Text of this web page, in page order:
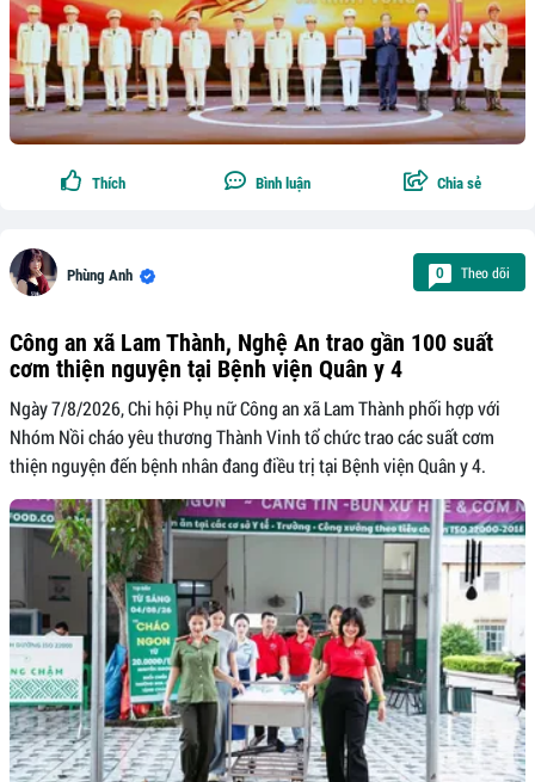
Thích Bình luận Chia sẻ
Phùng Anh 0 Theo dõi
Công an xã Lam Thành, Nghệ An trao gần 100 suất
cơm thiện nguyện tại Bệnh viện Quân y 4
Ngày 7/8/2026, Chi hội Phụ nữ Công an xã Lam Thành phối hợp với
Nhóm Nồi cháo yêu thương Thành Vinh tổ chức trao các suất cơm
thiện nguyện đến bệnh nhân đang điều trị tại Bệnh viện Quân y 4.